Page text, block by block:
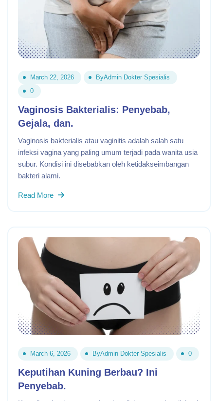
March 22, 2026 ByAdmin Dokter Spesialis
0
Vaginosis Bakterialis: Penyebab,
Gejala, dan.
Vaginosis bakterialis atau vaginitis adalah salah satu
infeksi vagina yang paling umum terjadi pada wanita usia
subur. Kondisi ini disebabkan oleh ketidakseimbangan
bakteri alami.
Read More
March 6, 2026 ByAdmin Dokter Spesialis 0
Keputihan Kuning Berbau? Ini
Penyebab.